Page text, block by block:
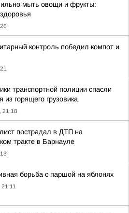
мыть овощи и фрукты:
контроль победил компот и
транспортной полиции спасли
из горящего грузовика
21:18
пострадал в ДТП на
тракте в Барнауле
борьба с паршой на яблонях